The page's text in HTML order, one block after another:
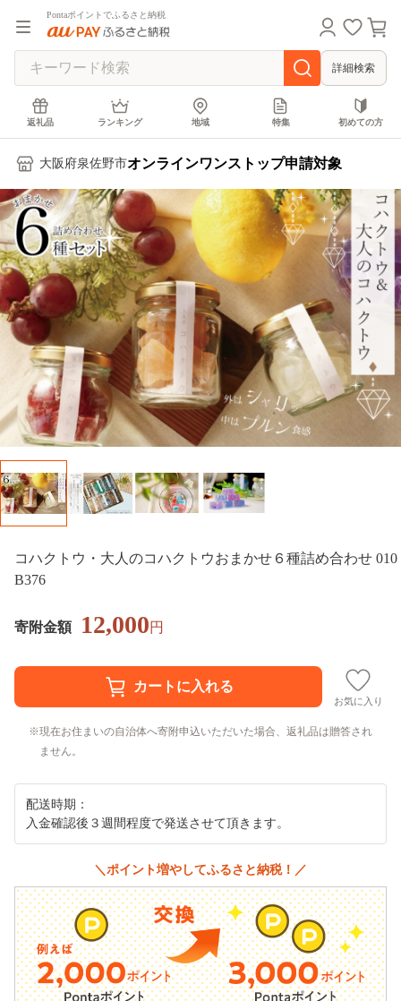
Pontaポイントでふるさと納税
詳細検索
返礼品 ランキング 地域 特集 初めての方
大阪府泉佐野市オンラインワンストップ申請対象
コハクトウ・大人のコハクトウおまかせ６種詰め合わせ 010
B376
寄附金額 12,000円
お気に入り
現在お住まいの自治体へ寄附申込いただいた場合、返礼品は贈答され
ません。
配送時期：
入金確認後３週間程度で発送させて頂きます。
＼ポイント増やしてふるさと納税！／